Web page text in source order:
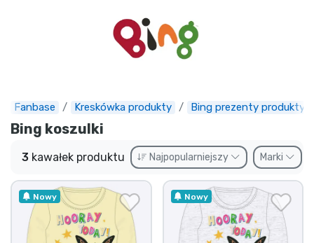
Fanbase Kreskówka produkty Bing prezenty produkty
Bing koszulki
3 kawałek produktu Najpopularniejszy Marki
Nowy Nowy
Najnowsze rzeczy
Doręczenie ekspresowe
Przedsprzedaż
Outlet produkty
Wysyłka i płatność
Rzeczy seryjne